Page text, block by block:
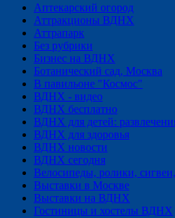
Аптекарский огород
Аттракционы ВДНХ
Аттрапарк
Без рубрики
Бизнес на ВДНХ
Ботанический сад, Москва
В павильоне "Космос"
ВДНХ - видео
ВДНХ бесплатно
ВДНХ для детей:
ВДНХ для здоровья
ВДНХ новости
ВДНХ сегодня
Велосипеды, ролики,
Выставки в Москве
Выставки на ВДНХ
Гостиницы и хостелы ВДНХ